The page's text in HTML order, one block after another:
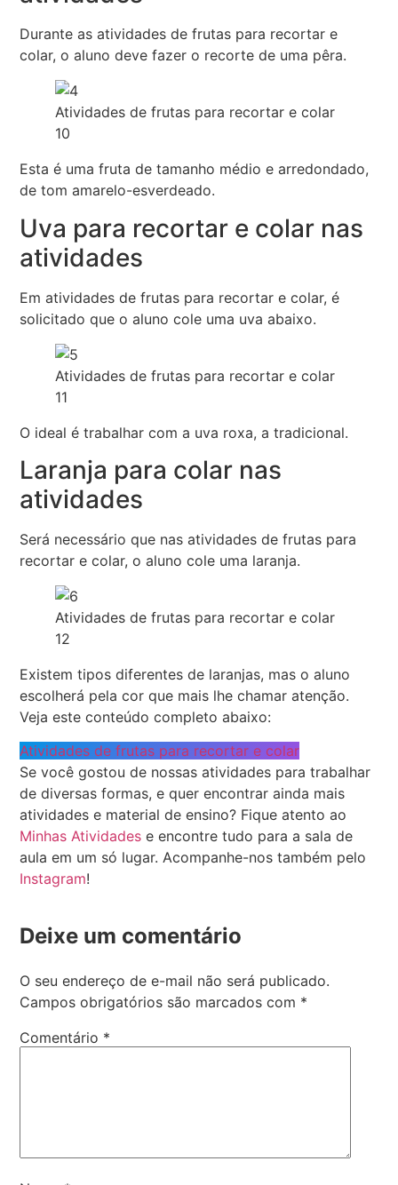
Durante as atividades de frutas para recortar e
colar, o aluno deve fazer o recorte de uma pêra.
Atividades de frutas para recortar e colar
10
Esta é uma fruta de tamanho médio e arredondado,
de tom amarelo-esverdeado.
Uva para recortar e colar nas
atividades
Em atividades de frutas para recortar e colar, é
solicitado que o aluno cole uma uva abaixo.
Atividades de frutas para recortar e colar
11
O ideal é trabalhar com a uva roxa, a tradicional.
Laranja para colar nas
atividades
Será necessário que nas atividades de frutas para
recortar e colar, o aluno cole uma laranja.
Atividades de frutas para recortar e colar
12
Existem tipos diferentes de laranjas, mas o aluno
escolherá pela cor que mais lhe chamar atenção.
Veja este conteúdo completo abaixo:
Atividades de frutas para recortar e colar
Se você gostou de nossas atividades para trabalhar
de diversas formas, e quer encontrar ainda mais
atividades e material de ensino? Fique atento ao
Minhas Atividades e encontre tudo para a sala de
aula em um só lugar. Acompanhe-nos também pelo
Instagram!
Deixe um comentário
O seu endereço de e-mail não será publicado.
Campos obrigatórios são marcados com *
Comentário *